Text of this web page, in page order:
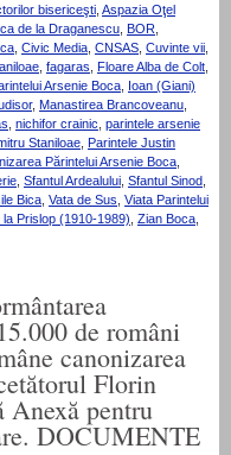
bisericeşti Aspazia Oţel
de la Draganescu BOR
Civic Media CNSAS Cuvinte vii
fagaras Floare Alba de Colt
Arsenie Boca
Ioan (Giani)
, Manastirea Brancoveanu
nichifor crainic parintele arsenie
Staniloae
Parintele Justin
Părintelui Arsenie Boca
Sfantul Ardealului Sfantul Sinod
Bica Vata de Sus Viata Parintelui
Prislop (1910-1989) Zian Boca
de români
canonizarea
Florin
pentru
DOCUMENTE